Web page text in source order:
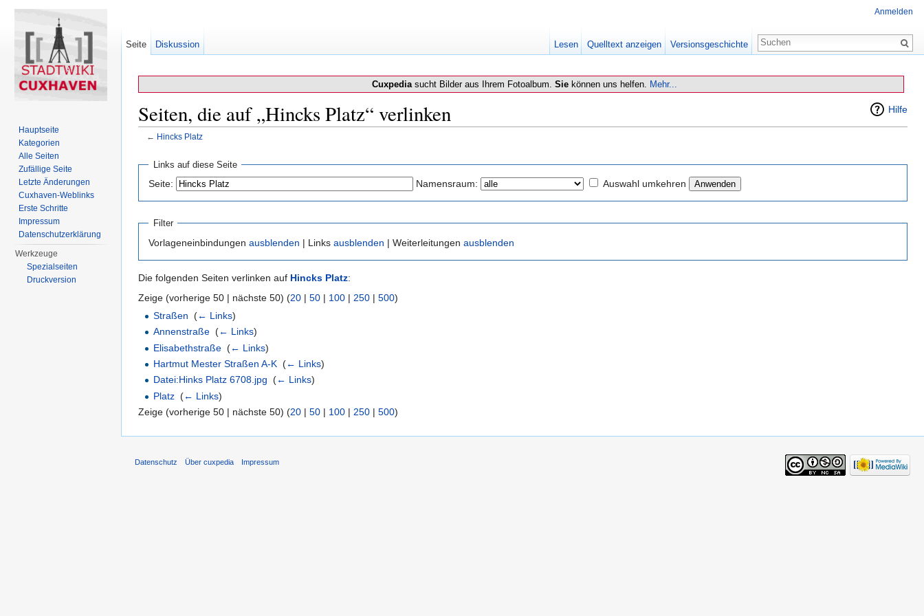
Cuxpediasucht Bilder aus Ihrem Fotoalbum. Sie können uns helfen. Mehr...
Hilfe
Seiten, die auf „Hincks Platz“ verlinken
← Hincks Platz
Links auf diese Seite
Seite: Namensraum: Auswahl umkehren
Filter
Vorlageneinbindungen ausblenden | Links ausblenden | Weiterleitungen ausblenden
Die folgenden Seiten verlinken auf Hincks Platz:
Zeige (vorherige 50 | nächste 50) (20 | 50 | 100 | 250 | 500)
Straßen
(← Links)
Annenstraße (← Links)
Elisabethstraße (← Links)
Hartmut Mester Straßen A-K (← Links)
Datei:Hinks Platz 6708.jpg
(← Links)
Platz (← Links)
Zeige (vorherige 50 | nächste 50) (20 | 50 | 100 | 250 | 500)
Anmelden
Seite Diskussion Lesen Quelltext anzeigen Versionsgeschichte
Hauptseite
Kategorien
Alle Seiten
Zufällige Seite
Letzte Änderungen
Cuxhaven-Weblinks
Erste Schritte
Impressum
Datenschutzerklärung
Werkzeuge
Spezialseiten
Druckversion
Datenschutz Über cuxpedia Impressum